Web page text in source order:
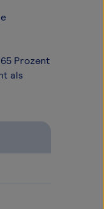
Prozent
als